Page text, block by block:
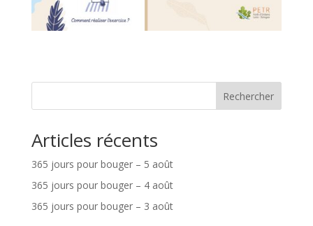
Rechercher
Articles récents
365 jours pour bouger – 5 août
365 jours pour bouger – 4 août
365 jours pour bouger – 3 août